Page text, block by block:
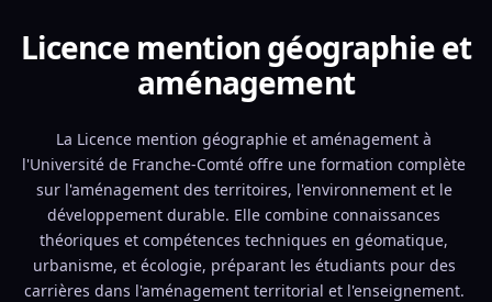
Licence mention géographie et
aménagement
La Licence mention géographie et aménagement à
l'Université de Franche-Comté offre une formation complète
sur l'aménagement des territoires, l'environnement et le
développement durable. Elle combine connaissances
théoriques et compétences techniques en géomatique,
urbanisme, et écologie, préparant les étudiants pour des
carrières dans l'aménagement territorial et l'enseignement.